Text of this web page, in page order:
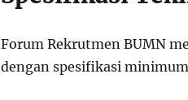
Forum Rekrutmen BUMN
dengan spesifikasi